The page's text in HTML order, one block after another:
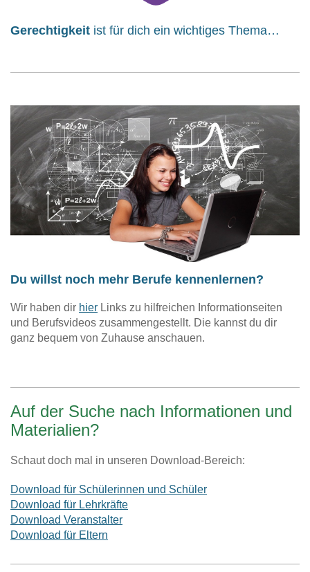
Gerechtigkeit ist für dich ein wichtiges Thema…
Du willst noch mehr Berufe kennenlernen?
Wir haben dir hier Links zu hilfreichen Informationseiten
und Berufsvideos zusammengestellt. Die kannst du dir
ganz bequem von Zuhause anschauen.
Auf der Suche nach Informationen und
Materialien?
Schaut doch mal in unseren Download-Bereich:
Download für Schülerinnen und Schüler
Download für Lehrkräfte
Download Veranstalter
Download für Eltern